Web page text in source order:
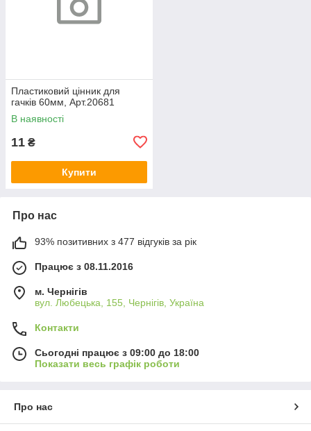
Пластиковий цінник для
гачків 60мм, Арт.20681
В наявності
11 ₴
Купити
Про нас
93% позитивних з 477 відгуків за рік
Працює з 08.11.2016
м. Чернігів
вул. Любецька, 155, Чернігів, Україна
Контакти
Сьогодні працює з 09:00 до 18:00
Показати весь графік роботи
Про нас